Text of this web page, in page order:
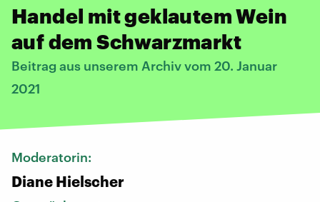
Handel mit geklautem Wein
auf dem Schwarzmarkt
Beitrag aus unserem Archiv vom 20. Januar
2021
Moderatorin:
Diane Hielscher